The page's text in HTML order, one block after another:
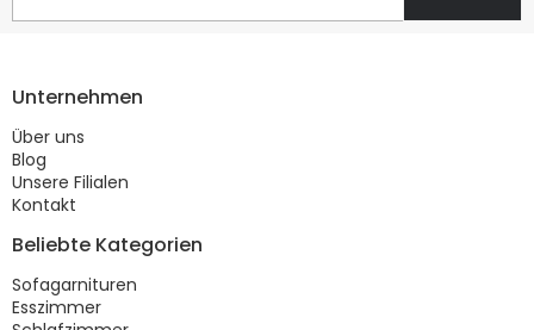
Unternehmen
Über uns
Blog
Unsere Filialen
Kontakt
Beliebte Kategorien
Sofagarnituren
Esszimmer